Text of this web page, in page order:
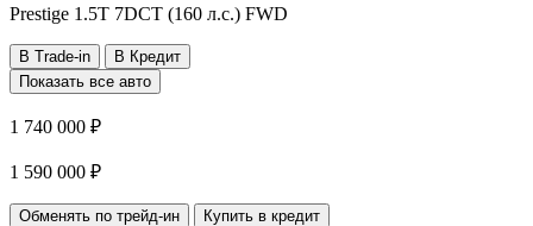
Prestige 1.5T 7DCT (160 л.с.) FWD
В Trade-in
В Кредит
Показать все авто
1 740 000 ₽
1 590 000 ₽
Обменять по трейд-ин Купить в кредит